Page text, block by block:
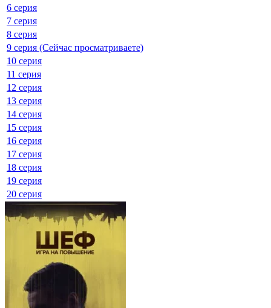
6 серия
7 серия
8 серия
9 серия (Сейчас просматриваете)
10 серия
11 серия
12 серия
13 серия
14 серия
15 серия
16 серия
17 серия
18 серия
19 серия
20 серия